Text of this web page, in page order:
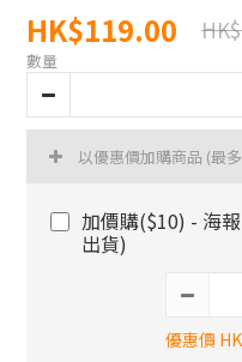
HK$119.00
數量
以優惠價加購商品 (最
加價購($10) - 海
出貨)
優惠價